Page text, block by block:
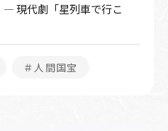
― 現代劇「星列車で行こ
＃人間国宝